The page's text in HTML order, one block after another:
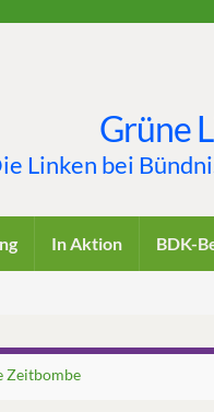
Grüne
Linken bei
In Aktion BDK-
Zeitbombe